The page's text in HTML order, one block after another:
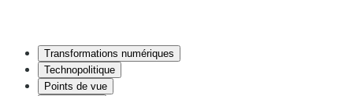
Transformations numériques
Technopolitique
Points de vue